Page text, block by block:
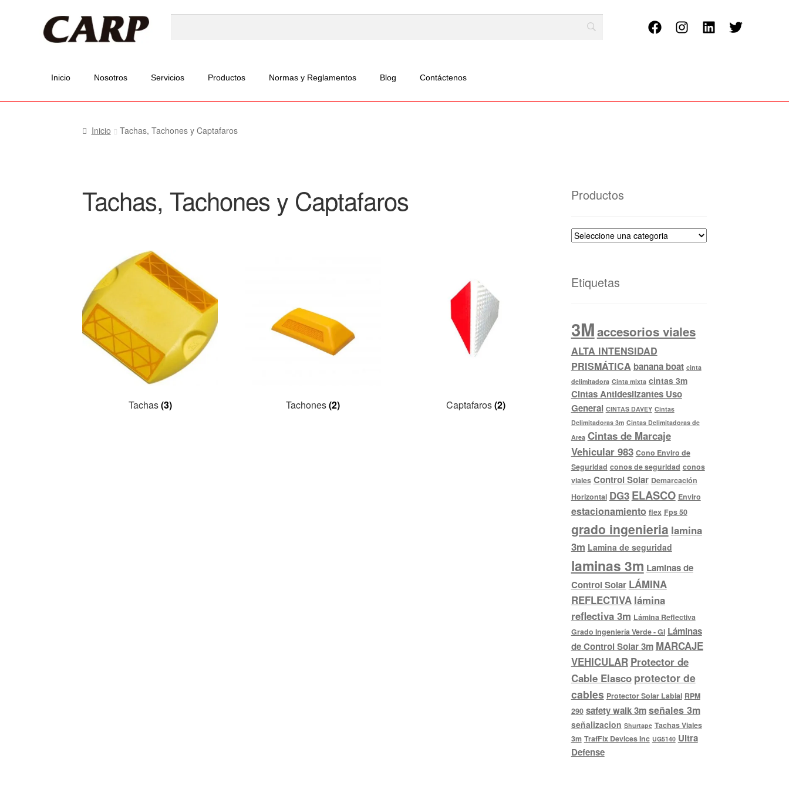
Inicio Nosotros Servicios Productos Normas y Reglamentos Blog Contáctenos
Inicio Tachas, Tachones y Captafaros
Tachas, Tachones y Captafaros
Tachas(3) Tachones(2) Captafaros(2)
Productos
Etiquetas
3Maccesorios viales
ALTA INTENSIDAD
PRISMÁTICA banana boat cinta
delimitadora Cinta mixta cintas 3m
Cintas Antideslizantes Uso
General CINTAS DAVEY Cintas
Delimitadoras 3m Cintas Delimitadoras de
Area Cintas de Marcaje
Vehicular 983 Cono Enviro de
Seguridad conos de seguridad conos
viales Control Solar Demarcación
Horizontal DG3 ELASCO Enviro
estacionamiento flex Fps 50
grado ingenieria lamina
3m Lamina de seguridad
laminas 3m Laminas de
Control Solar LÁMINA
REFLECTIVA lámina
reflectiva 3m Lámina Reflectiva
Grado Ingeniería Verde - GI Láminas
de Control Solar 3m MARCAJE
VEHICULAR Protector de
Cable Elasco protector de
cables Protector Solar Labial RPM
290 safety walk 3mseñales 3m
señalizacion Shurtape Tachas Viales
3m TrafFix Devices Inc UG5140 Ultra
Defense